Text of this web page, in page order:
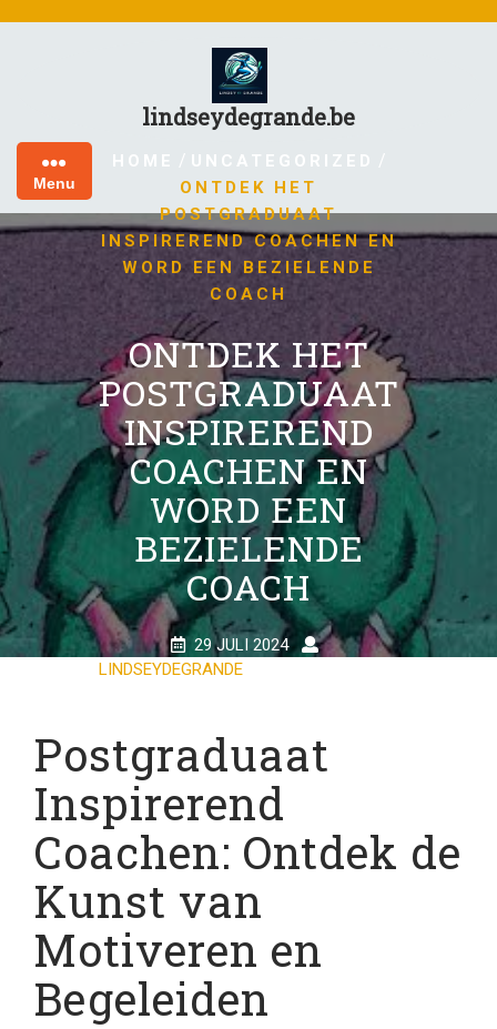
lindseydegrande.be
Menu
HOME / UNCATEGORIZED /
ONTDEK HET
POSTGRADUAAT
INSPIREREND COACHEN EN
WORD EEN BEZIELENDE
COACH
ONTDEK HET
POSTGRADUAAT
INSPIREREND
COACHEN EN
WORD EEN
BEZIELENDE
COACH
29 JULI 2024
LINDSEYDEGRANDE
Postgraduaat
Inspirerend
Coachen: Ontdek de
Kunst van
Motiveren en
Begeleiden